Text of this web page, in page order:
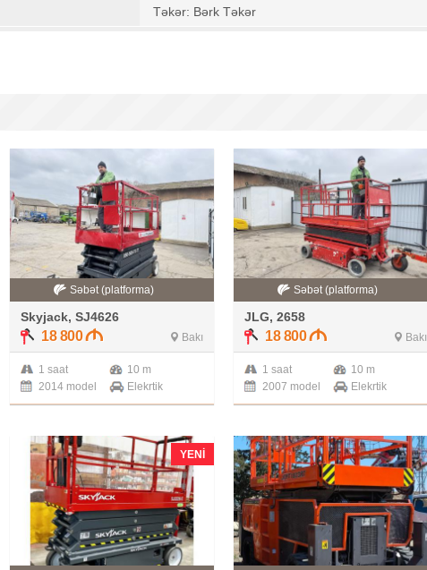
Təkər: Bərk Təkər
Səbət (platforma)
Skyjack, SJ4626
18 800 Bakı
1 saat
10 m
2014 model
Elekrtik
Səbət (platforma)
JLG, 2658
18 800 Bakı
1 saat
10 m
2007 model
Elekrtik
YENI